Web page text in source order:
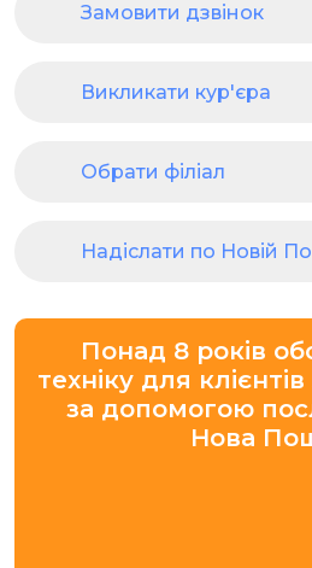
Замовити дзвінок
Викликати кур'єра
Обрати філіал
Надіслати по Новій
Понад 8 років
техніку для клієнтів
за допомогою
Нова